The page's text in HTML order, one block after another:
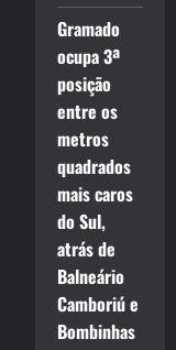
Gramado
ocupa 3ª
posição
entre os
metros
quadrados
mais caros
do Sul,
atrás de
Balneário
Camboriú e
Bombinhas